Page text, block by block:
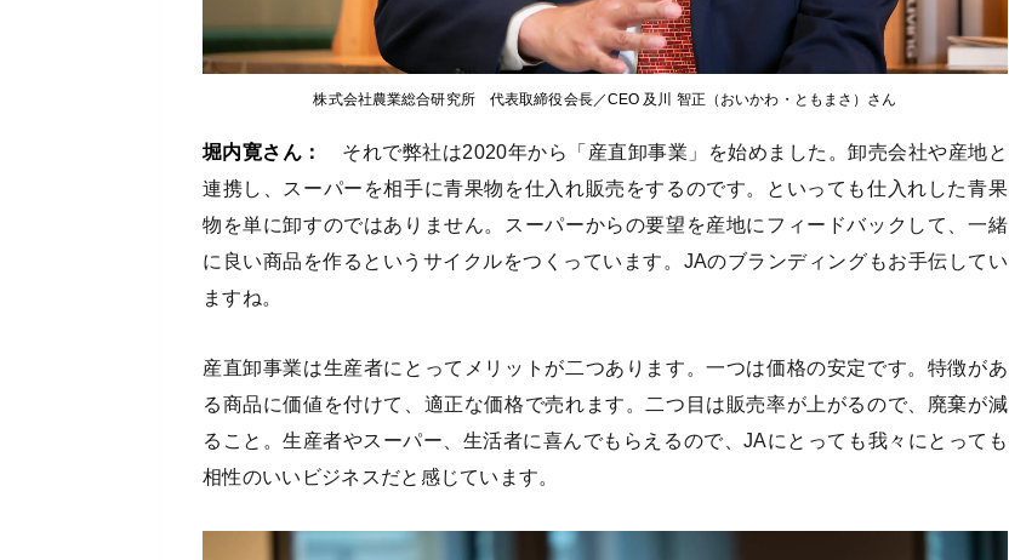
株式会社農業総合研究所 代表取締役会長／CEO 及川 智正（おいかわ・ともまさ）さん
堀内寛さん：
それで弊社は2020年から「産直卸事業」を始めました。卸売会社や産地と
連携し、スーパーを相手に青果物を仕入れ販売をするのです。といっても仕入れした青果
物を単に卸すのではありません。スーパーからの要望を産地にフィードバックして、一緒
に良い商品を作るというサイクルをつくっています。JAのブランディングもお手伝してい
ますね。
産直卸事業は生産者にとってメリットが二つあります。一つは価格の安定です。特徴があ
る商品に価値を付けて、適正な価格で売れます。二つ目は販売率が上がるので、廃棄が減
ること。生産者やスーパー、生活者に喜んでもらえるので、JAにとっても我々にとっても
相性のいいビジネスだと感じています。